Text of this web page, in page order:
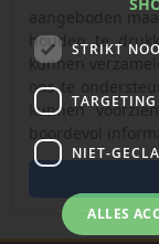
aangeboden
houden te
kunnen
ons te
kunnen
STRIKT
TARGETING
NIET-
ALLES